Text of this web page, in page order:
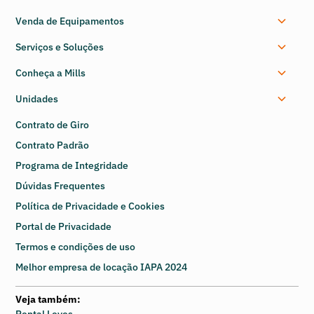
Venda de Equipamentos
Serviços e Soluções
Conheça a Mills
Unidades
Contrato de Giro
Contrato Padrão
Programa de Integridade
Dúvidas Frequentes
Política de Privacidade e Cookies
Portal de Privacidade
Termos e condições de uso
Melhor empresa de locação IAPA 2024
Veja também: